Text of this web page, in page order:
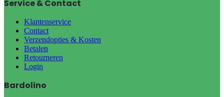
Service & Contact
Klantenservice
Contact
Verzendopties & Kosten
Betalen
Retourneren
Login
Bardolino